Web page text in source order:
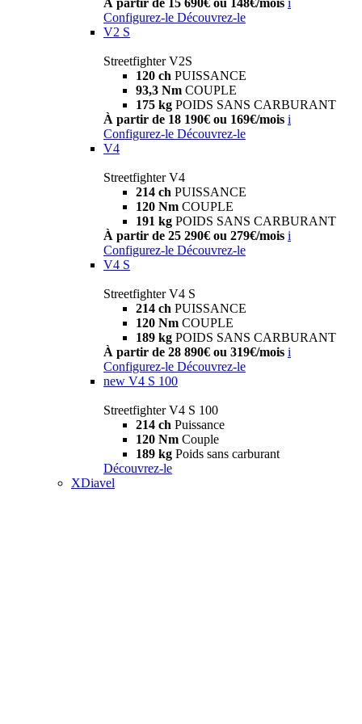
À partir de 15 690€ ou 148€/mois i
Configurez-le Découvrez-le
V2 S
Streetfighter V2S
120 ch PUISSANCE
93,3 Nm COUPLE
175 kg POIDS SANS CARBURANT
À partir de 18 190€ ou 169€/mois i
Configurez-le Découvrez-le
V4
Streetfighter V4
214 ch PUISSANCE
120 Nm COUPLE
191 kg POIDS SANS CARBURANT
À partir de 25 290€ ou 279€/mois i
Configurez-le Découvrez-le
V4 S
Streetfighter V4 S
214 ch PUISSANCE
120 Nm COUPLE
189 kg POIDS SANS CARBURANT
À partir de 28 890€ ou 319€/mois i
Configurez-le Découvrez-le
new V4 S 100
Streetfighter V4 S 100
214 ch Puissance
120 Nm Couple
189 kg Poids sans carburant
Découvrez-le
XDiavel